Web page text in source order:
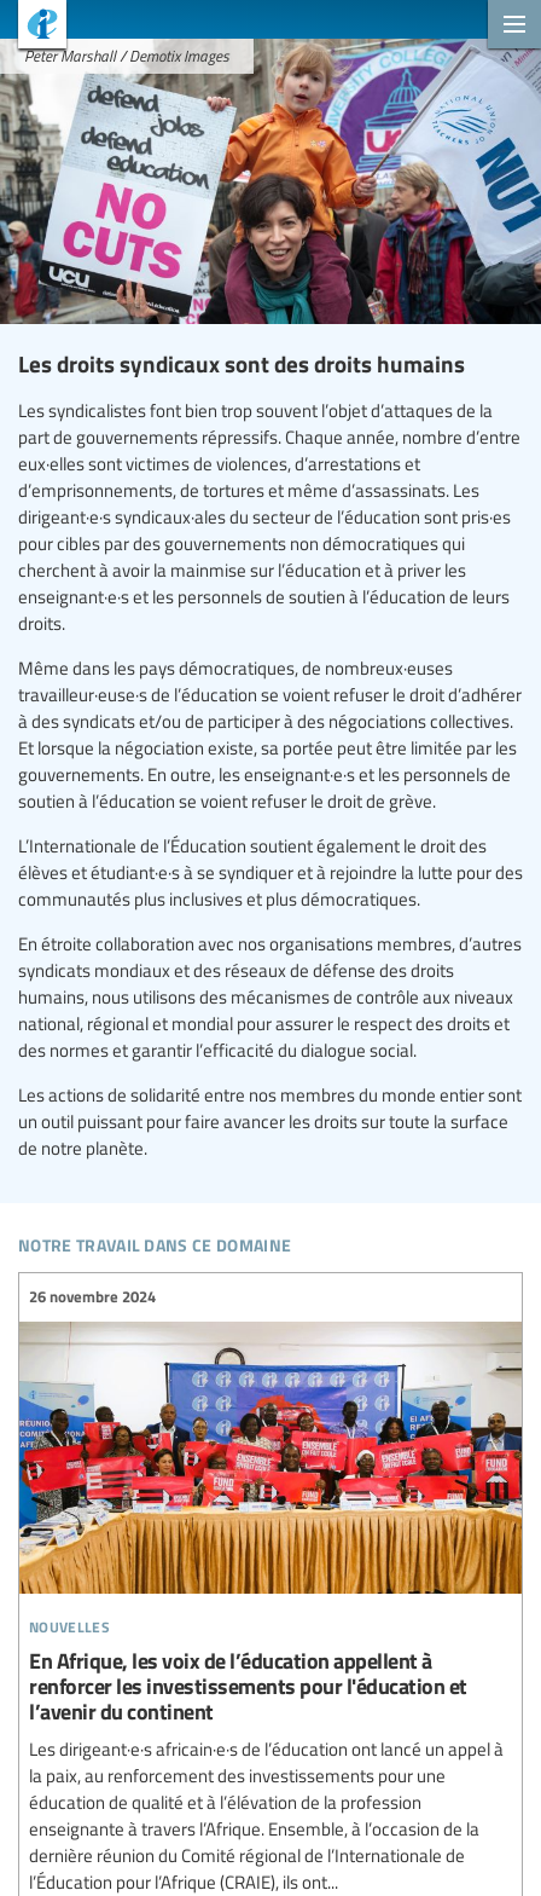
Peter Marshall / Demotix Images
Les droits syndicaux sont des droits humains
Les syndicalistes font bien trop souvent l’objet d’attaques de la
part de gouvernements répressifs. Chaque année, nombre d’entre
eux·elles sont victimes de violences, d’arrestations et
d’emprisonnements, de tortures et même d’assassinats. Les
dirigeant·e·s syndicaux·ales du secteur de l’éducation sont pris·es
pour cibles par des gouvernements non démocratiques qui
cherchent à avoir la mainmise sur l’éducation et à priver les
enseignant·e·s et les personnels de soutien à l’éducation de leurs
droits.
Même dans les pays démocratiques, de nombreux·euses
travailleur·euse·s de l’éducation se voient refuser le droit d’adhérer
à des syndicats et/ou de participer à des négociations collectives.
Et lorsque la négociation existe, sa portée peut être limitée par les
gouvernements. En outre, les enseignant·e·s et les personnels de
soutien à l’éducation se voient refuser le droit de grève.
L’Internationale de l’Éducation soutient également le droit des
élèves et étudiant·e·s à se syndiquer et à rejoindre la lutte pour des
communautés plus inclusives et plus démocratiques.
En étroite collaboration avec nos organisations membres, d’autres
syndicats mondiaux et des réseaux de défense des droits
humains, nous utilisons des mécanismes de contrôle aux niveaux
national, régional et mondial pour assurer le respect des droits et
des normes et garantir l’efficacité du dialogue social.
Les actions de solidarité entre nos membres du monde entier sont
un outil puissant pour faire avancer les droits sur toute la surface
de notre planète.
notre travail dans ce domaine
nouvelles
26 novembre 2024
En Afrique, les voix de l’éducation appellent à
renforcer les investissements pour l'éducation et
l’avenir du continent
Les dirigeant·e·s africain·e·s de l’éducation ont lancé un appel à
la paix, au renforcement des investissements pour une
éducation de qualité et à l’élévation de la profession
enseignante à travers l’Afrique. Ensemble, à l’occasion de la
dernière réunion du Comité régional de l’Internationale de
l’Éducation pour l’Afrique (CRAIE), ils ont...